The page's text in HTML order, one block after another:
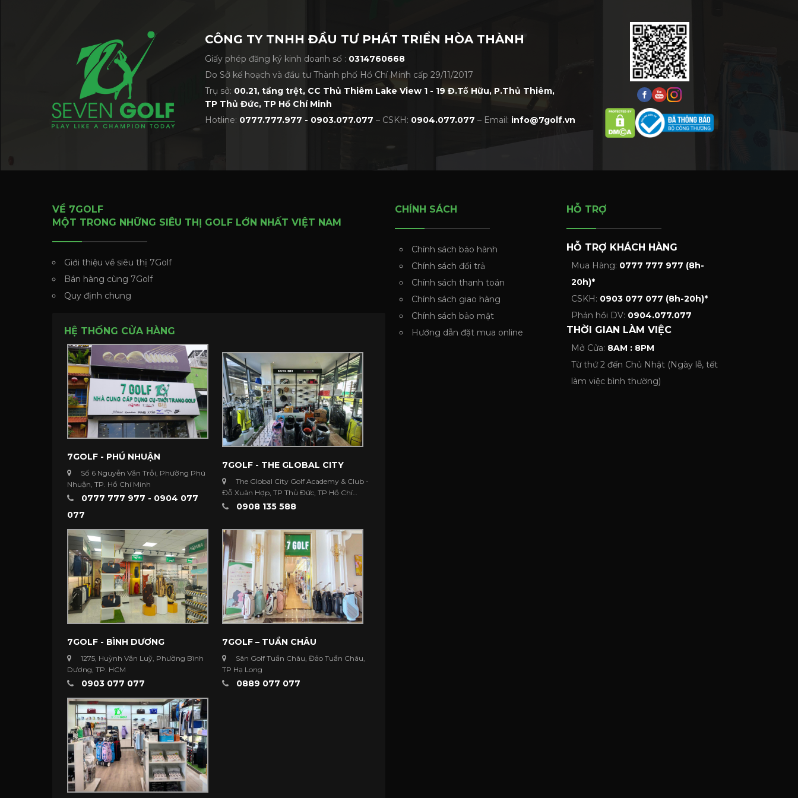
CÔNG TY TNHH ĐẦU TƯ PHÁT TRIỂN HÒA THÀNH
Giấy phép đăng ký kinh doanh số : 0314760668
Do Sở kế hoạch và đầu tư Thành phố Hồ Chí Minh cấp 29/11/2017
Trụ sở: 00.21, tầng trệt, CC Thủ Thiêm Lake View 1 - 19 Đ.Tố Hữu, P.Thủ Thiêm,
TP Thủ Đức, TP Hồ Chí Minh
Hotline: 0777.777.977 - 0903.077.077 – CSKH: 0904.077.077 – Email: info@7golf.vn
VỀ 7GOLF
MỘT TRONG NHỮNG SIÊU THỊ GOLF LỚN NHẤT VIỆT NAM
Giới thiệu về siêu thị 7Golf
Bán hàng cùng 7Golf
Quy định chung
HỆ THỐNG CỬA HÀNG
7GOLF - PHÚ NHUẬN
Số 6 Nguyễn Văn Trỗi, Phường Phú
Nhuận, TP. Hồ Chí Minh
0777 777 977 - 0904 077
077
7GOLF - THE GLOBAL CITY
The Global City Golf Academy & Club -
Đỗ Xuân Hợp, TP Thủ Đức, TP Hồ Chí
Minh0908 135 588
7GOLF - BÌNH DƯƠNG
1275, Huỳnh Văn Luỹ, Phường Bình
Dương, TP. HCM
0903 077 077
7GOLF – TUẦN CHÂU
Sân Golf Tuần Châu, Đảo Tuần Châu,
TP Hạ Long
0889 077 077
CHÍNH SÁCH
Chính sách bảo hành
Chính sách đổi trả
Chính sách thanh toán
Chính sách giao hàng
Chính sách bảo mật
Hướng dẫn đặt mua online
HỖ TRỢ
HỖ TRỢ KHÁCH HÀNG
Mua Hàng: 0777 777 977 (8h-
20h)*
CSKH: 0903 077 077 (8h-20h)*
Phản hồi DV: 0904.077.077
THỜI GIAN LÀM VIỆC
Mở Cửa: 8AM : 8PM
Từ thứ 2 đến Chủ Nhật (Ngày lễ, tết
làm việc bình thường)